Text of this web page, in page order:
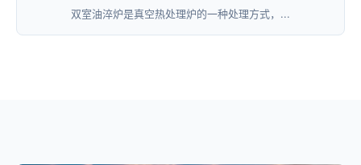
双室油淬炉是真空热处理炉的一种处理方式，...